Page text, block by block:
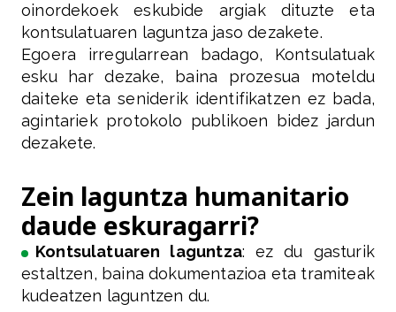
oinordekoek eskubide argiak dituzte eta
kontsulatuaren laguntza jaso dezakete.
Egoera irregularrean badago, Kontsulatuak
esku har dezake, baina prozesua moteldu
daiteke eta seniderik identifikatzen ez bada,
agintariek protokolo publikoen bidez jardun
dezakete.
Zein laguntza humanitario
daude eskuragarri?
Kontsulatuaren laguntza: ez du gasturik
estaltzen, baina dokumentazioa eta tramiteak
kudeatzen laguntzen du.